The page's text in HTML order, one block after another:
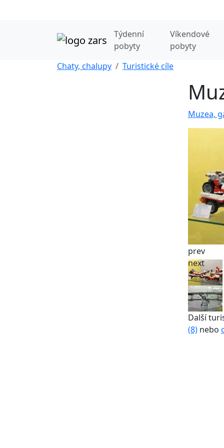
Týdenní
pobyty
Víkendové
pobyty
Chaty, chalupy
Turistické cíle
Muzea,
prev
next
Další
(8)nebo